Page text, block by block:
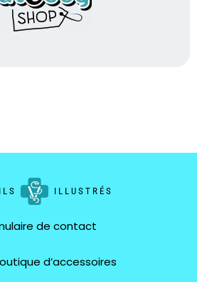
ILLUSTRÉS
de contact
d’accessoires